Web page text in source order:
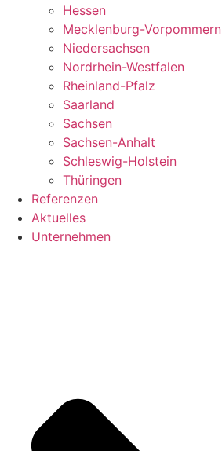
Hessen
Mecklenburg-Vorpommern
Niedersachsen
Nordrhein-Westfalen
Rheinland-Pfalz
Saarland
Sachsen
Sachsen-Anhalt
Schleswig-Holstein
Thüringen
Referenzen
Aktuelles
Unternehmen